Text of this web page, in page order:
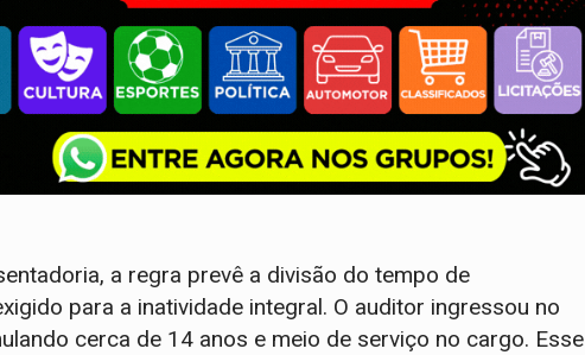
a regra prevê a divisão do tempo de
para a inatividade integral. O auditor ingressou no
cerca de 14 anos e meio de serviço no cargo. Esse